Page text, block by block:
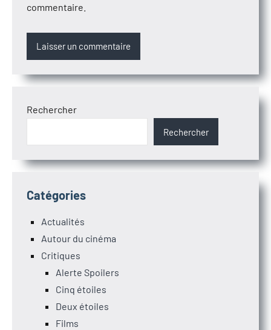
commentaire.
Rechercher
Rechercher
Catégories
Actualités
Autour du cinéma
Critiques
Alerte Spoilers
Cinq étoiles
Deux étoiles
Films